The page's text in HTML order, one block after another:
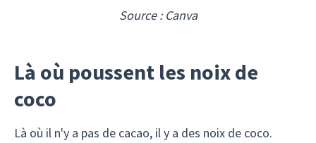
Source : Canva
Là où poussent les noix de
coco
Là où il n'y a pas de cacao, il y a des noix de coco.